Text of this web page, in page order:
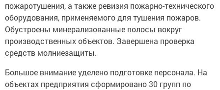
пожаротушения, а также ревизия пожарно-технического
оборудования, применяемого для тушения пожаров.
Обустроены минерализованные полосы вокруг
производственных объектов. Завершена проверка
средств молниезащиты.
Большое внимание уделено подготовке персонала. На
объектах предприятия сформировано 30 групп по